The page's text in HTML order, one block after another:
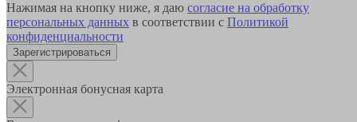
Нажимая на кнопку ниже, я даю согласие на обработку
персональных данных в соответствии с Политикой
конфиденциальности
Зарегистрироваться
Электронная бонусная карта